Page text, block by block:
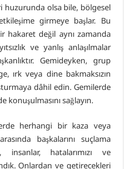
huzurunda olsa bile, bölgesel
girmeye başlar. Bu
hakaret değil aynı zamanda
ve yanlış anlaşılmalar
Gemideyken, grup
ırk veya dine bakmaksızın
dâhil edin. Gemilerde
konuşulmasını sağlayın.
herhangi bir kaza veya
başkalarını suçlama
insanlar, hatalarımızı ve
Onlardan ve getirecekleri